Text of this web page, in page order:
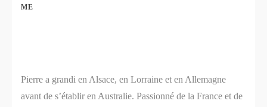
ME
Pierre a grandi en Alsace, en Lorraine et en Allemagne
avant de s’établir en Australie. Passionné de la France et de